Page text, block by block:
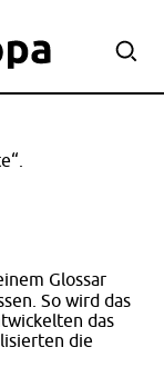
Glossar
So wird das
das
die